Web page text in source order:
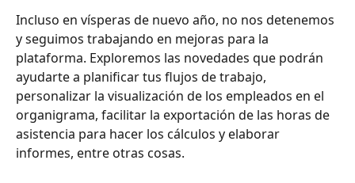
Incluso en vísperas de nuevo año, no nos detenemos
y seguimos trabajando en mejoras para la
plataforma. Exploremos las novedades que podrán
ayudarte a planificar tus flujos de trabajo,
personalizar la visualización de los empleados en el
organigrama, facilitar la exportación de las horas de
asistencia para hacer los cálculos y elaborar
informes, entre otras cosas.